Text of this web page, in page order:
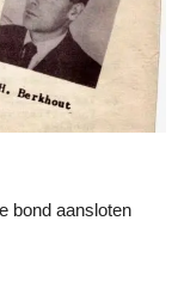
bond aansloten